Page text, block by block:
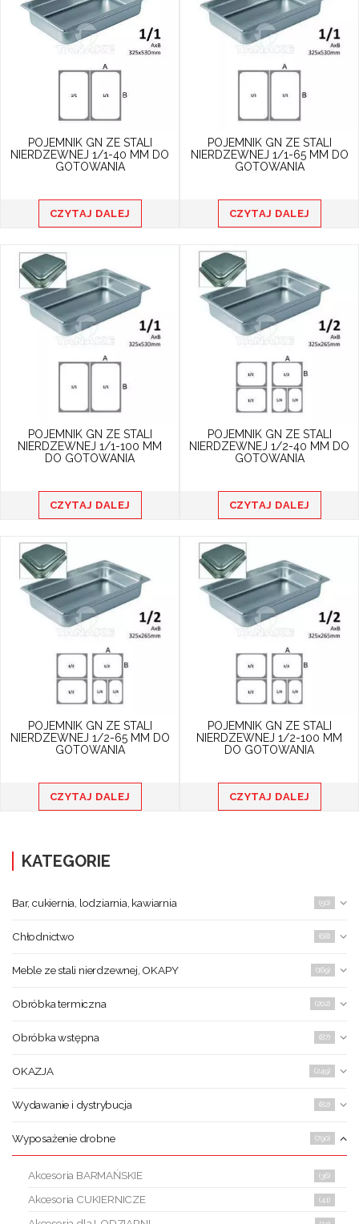
Dzięki płaskiemu denku przystosowany jest
do bezpośredniego gotowania na
wszystkich typach kuchni: gazowych,
elektrycznych, z płytą ceramiczną i
powierzchni dna i niewielkiej wysokości
szybko nagrzewa potrawy w nim zawarte.
Z kolei określenie pojemnika GN do
gotowania przez międzynarodowe
dostosowanie do wybranego sprzętu AGD
i jego umieszczanie zarówno w szafach
Pojemność jednego pojemnika
gastronomicznego nie przekracza
czternastu litrów.
POJEMNIK GN ZE STALI
NIERDZEWNEJ 1/1-40 MM DO
GOTOWANIA
CZYTAJ DALEJ
POJEMNIK GN ZE STALI
NIERDZEWNEJ 1/1-65 MM DO
GOTOWANIA
CZYTAJ DALEJ
POJEMNIK GN ZE STALI
NIERDZEWNEJ 1/1-100 MM
DO GOTOWANIA
CZYTAJ DALEJ
POJEMNIK GN ZE STALI
NIERDZEWNEJ 1/2-40 MM DO
GOTOWANIA
CZYTAJ DALEJ
POJEMNIK GN ZE STALI
NIERDZEWNEJ 1/2-65 MM DO
GOTOWANIA
CZYTAJ DALEJ
POJEMNIK GN ZE STALI
NIERDZEWNEJ 1/2-100 MM
DO GOTOWANIA
CZYTAJ DALEJ
KATEGORIE
Bar, cukiernia, lodziarnia, kawiarnia (50)
Chłodnictwo (68)
Meble ze stali nierdzewnej, OKAPY (169)
Obróbka termiczna (202)
Obróbka wstępna (87)
OKAZJA (249)
Wydawanie i dystrybucja (82)
Wyposażenie drobne (790)
Akcesoria BARMAŃSKIE (36)
Akcesoria CUKIERNICZE (41)